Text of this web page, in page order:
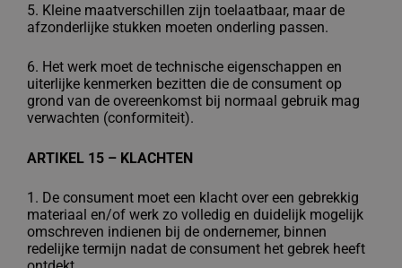
5. Kleine maatverschillen zijn toelaatbaar, maar de
afzonderlijke stukken moeten onderling passen.
6. Het werk moet de technische eigenschappen en
uiterlijke kenmerken bezitten die de consument op
grond van de overeenkomst bij normaal gebruik mag
verwachten (conformiteit).
ARTIKEL 15 – KLACHTEN
1. De consument moet een klacht over een gebrekkig
materiaal en/of werk zo volledig en duidelijk mogelijk
omschreven indienen bij de ondernemer, binnen
redelijke termijn nadat de consument het gebrek heeft